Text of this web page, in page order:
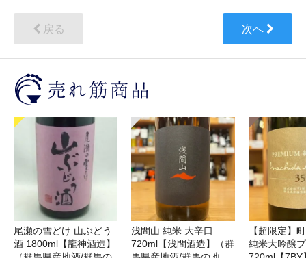
戻る 次へ
尾瀬の雪どけ 山ぶどう
酒 1800ml【龍神酒造】
浅間山 純米 大辛口
720ml【浅間酒造】（群
【超限定】
純米大吟醸